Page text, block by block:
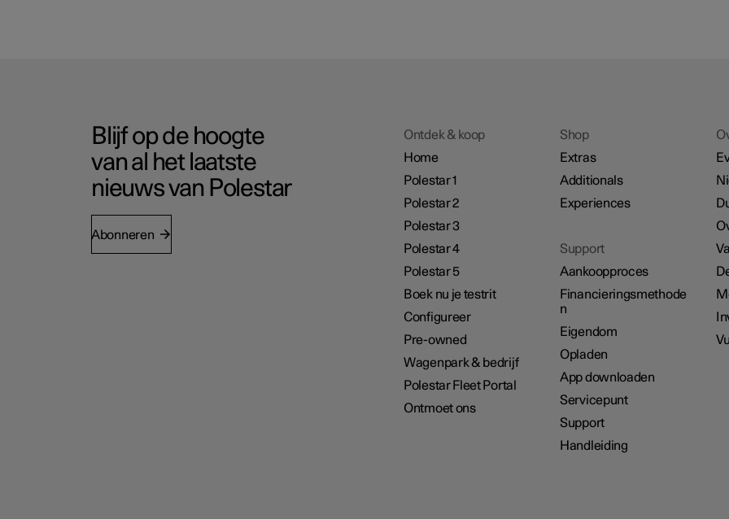
Blijf op de hoogte
van al het laatste
nieuws van Polestar
Abonneren
Ontdek & koop
Home
Polestar 1
Polestar 2
Polestar 3
Polestar 4
Polestar 5
Boek nu je testrit
Configureer
Pre-owned
Wagenpark & bedrijf
Polestar Fleet Portal
Ontmoet ons
Shop
Extras
Additionals
Experiences
Support
Aankoopproces
Financieringsmethode
n
Eigendom
Opladen
App downloaden
Servicepunt
Support
Handleiding